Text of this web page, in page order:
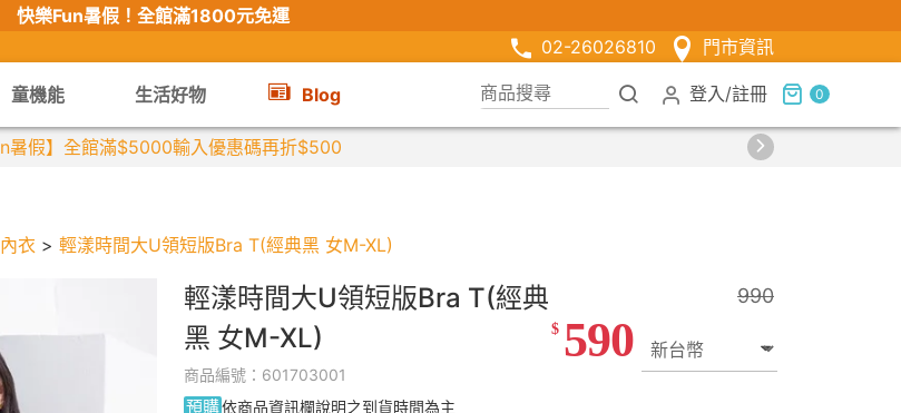
快樂Fun暑假！ 全館滿1800元免運
02-26026810
門市資訊
童機能 生活好物 Blog 登入 /註冊 0
內衣 > 輕漾時間大U領短版Bra T(經典黑 女M-XL)
輕漾時間大U領短版Bra T(經典
黑 女M-XL)
商品編號：601703001
預購依商品資訊欄說明之到貨時間為主
990
$ 590